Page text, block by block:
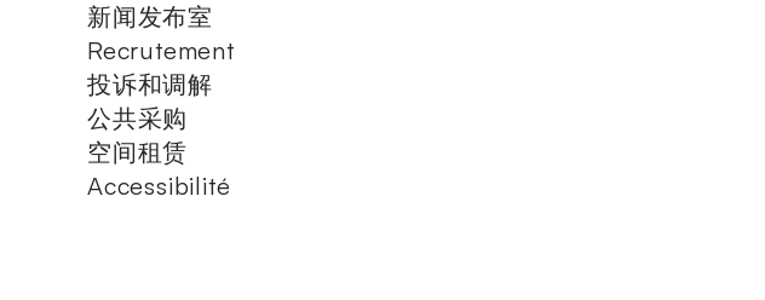
新闻发布室
Recrutement
投诉和调解
公共采购
空间租赁
Accessibilité